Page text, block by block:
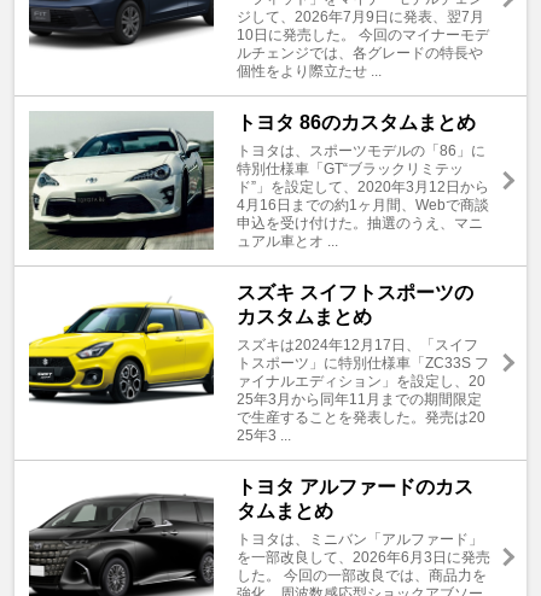
ジして、2026年7月9日に発表、翌7月
10日に発売した。 今回のマイナーモデ
ルチェンジでは、各グレードの特長や
個性をより際立たせ ...
トヨタ 86のカスタムまとめ
トヨタは、スポーツモデルの「86」に
特別仕様車「GT“ブラックリミテッ
ド”」を設定して、2020年3月12日から
4月16日までの約1ヶ月間、Webで商談
申込を受け付けた。抽選のうえ、マニ
ュアル車とオ ...
スズキ スイフトスポーツの
カスタムまとめ
スズキは2024年12月17日、「スイフ
トスポーツ」に特別仕様車「ZC33S フ
ァイナルエディション」を設定し、20
25年3月から同年11月までの期間限定
で生産することを発表した。発売は20
25年3 ...
トヨタ アルファードのカス
タムまとめ
トヨタは、ミニバン「アルファード」
を一部改良して、2026年6月3日に発売
した。 今回の一部改良では、商品力を